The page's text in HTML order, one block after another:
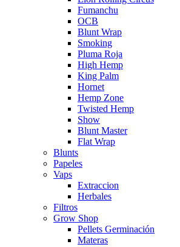
Fumanchu
OCB
Blunt Wrap
Smoking
Pluma Roja
High Hemp
King Palm
Hornet
Hemp Zone
Twisted Hemp
Show
Blunt Master
Flat Wrap
Blunts
Papeles
Vaps
Extraccion
Herbales
Filtros
Grow Shop
Pellets Germinación
Materas